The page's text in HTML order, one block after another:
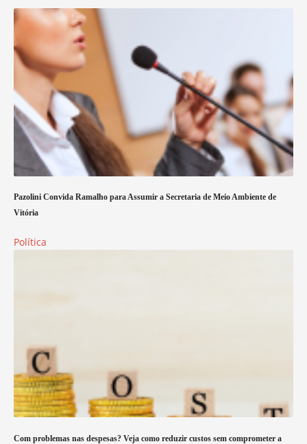
Pazolini Convida Ramalho para Assumir a Secretaria de Meio Ambiente de
Vitória
Política
Com problemas nas despesas? Veja como reduzir custos sem comprometer a